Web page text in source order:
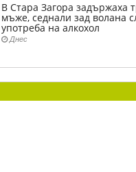
В Стара Загора задържаха
мъже, седнали зад волана
употреба на алкохол
Днес